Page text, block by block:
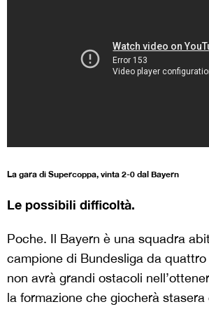
La gara di Supercoppa, vinta 2-0 dal Bayern
Le possibili difficoltà.
Poche. Il Bayern è una squadra
campione di Bundesliga da
non avrà grandi ostacoli
la formazione che giocherà